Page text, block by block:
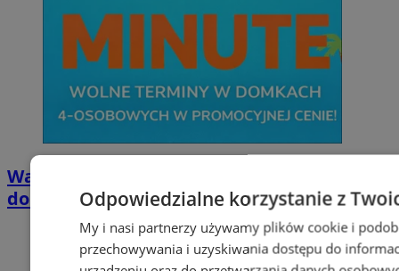
Wakacyjny wypoczynek nad Bałtykiem w
domkach Szmaragdowe Morze
Odpowiedzialne korzystanie z
My i nasi partnerzy używamy plików cookie i
przechowywania i uzyskiwania dostępu do